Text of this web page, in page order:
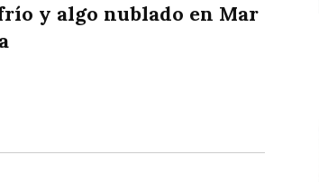
y algo nublado en Mar